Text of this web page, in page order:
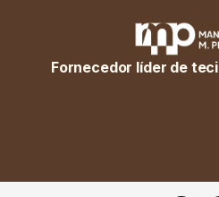
Fornecedor líder de